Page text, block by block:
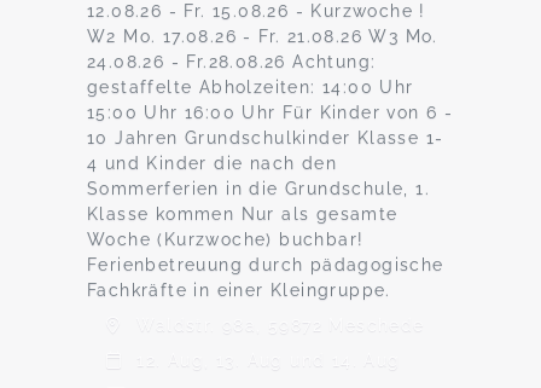
12.08.26 - Fr. 15.08.26 - Kurzwoche !
W2 Mo. 17.08.26 - Fr. 21.08.26 W3 Mo.
24.08.26 - Fr.28.08.26 Achtung:
gestaffelte Abholzeiten: 14:00 Uhr
15:00 Uhr 16:00 Uhr Für Kinder von 6 -
10 Jahren Grundschulkinder Klasse 1-
4 und Kinder die nach den
Sommerferien in die Grundschule, 1.
Klasse kommen Nur als gesamte
Woche (Kurzwoche) buchbar!
Ferienbetreuung durch pädagogische
Fachkräfte in einer Kleingruppe.
Waldstr. 98a, 59872 Meschede
12. Aug, 13. Aug und 14. Aug